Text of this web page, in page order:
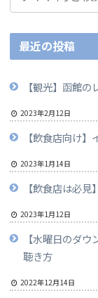
最近の投稿
【観光】函館
2023年2月12日
【飲食店向け
2023年1月14日
【飲食店は必
2023年1月12日
【水曜日のダ
聴き方
2022年12月14日